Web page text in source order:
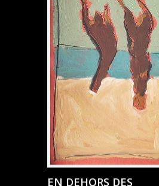
EN DEHORS DES